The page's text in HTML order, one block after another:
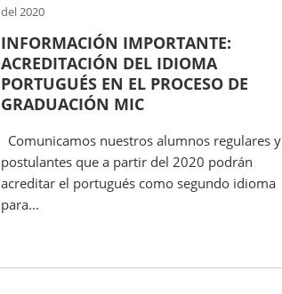
del 2020
INFORMACIÓN IMPORTANTE:
ACREDITACIÓN DEL IDIOMA
PORTUGUÉS EN EL PROCESO DE
GRADUACIÓN MIC
Comunicamos nuestros alumnos regulares y
postulantes que a partir del 2020 podrán
acreditar el portugués como segundo idioma
para...